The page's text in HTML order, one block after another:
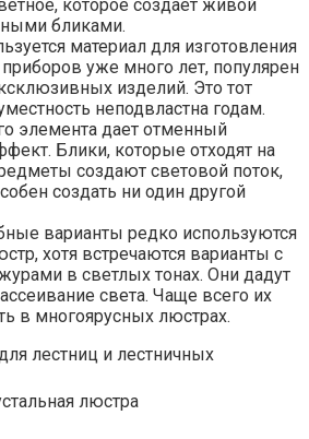
которое создает живой
бликами.
материал для изготовления
уже много лет, популярен
изделий. Это тот
неподвластна годам.
элемента дает отменный
Блики, которые отходят на
создают световой поток,
создать ни один другой
варианты редко используются
хотя встречаются варианты с
в светлых тонах. Они дадут
света. Чаще всего их
в многоярусных люстрах.
люстра